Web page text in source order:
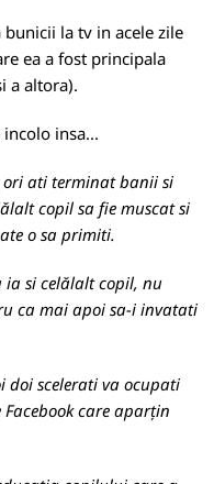
la tv in acele zile
ea a fost principala
a altora).
incolo insa...
ori ati terminat banii si
copil sa fie muscat si
o sa primiti.
ia si celălalt copil, nu
ca mai apoi sa-i invatati
doi scelerati va ocupati
care aparțin